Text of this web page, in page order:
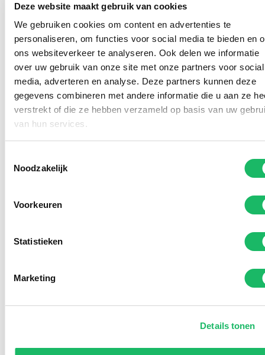
Deze website maakt gebruik van cookies
We gebruiken cookies om content en advertenties te
personaliseren, om functies voor social media te bieden en
ons websiteverkeer te analyseren. Ook delen we informatie
over uw gebruik van onze site met onze partners voor social
media, adverteren en analyse. Deze partners kunnen deze
gegevens combineren met andere informatie die u aan ze
verstrekt of die ze hebben verzameld op basis van uw
van hun services.
Noodzakelijk
Voorkeuren
Statistieken
Marketing
Details tonen